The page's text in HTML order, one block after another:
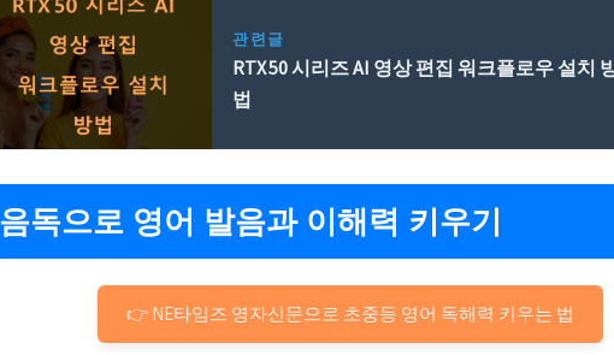
관련글
RTX 50 시리즈 AI 영상 편집 워크플로우 설치
법
음독으로 영어 발음과 이해력 키우기
👉 NE타임즈 영자신문으로 초중등 영어 독해력 키우는 법